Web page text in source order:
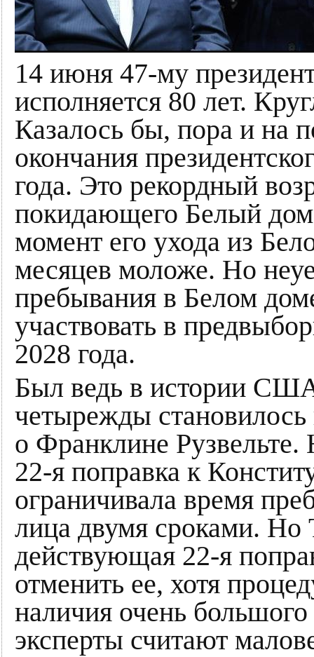
14 июня 47-му
исполняется 80 лет.
Казалось бы, пора и на
окончания
года. Это рекордный
покидающего Белый
момент его ухода из
месяцев моложе. Но
пребывания в Белом
участвовать в
2028 года.
Был ведь в истории США
четырежды
о Франклине
22-я поправка к
ограничивала время
лица двумя сроками.
действующая 22-я
отменить ее, хотя
наличия очень
эксперты считают